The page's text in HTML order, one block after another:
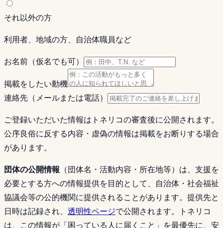
それ以外の方
利用者、地域の方、自治体職員など
お名前（仮名でも可）
掲載をしたい動機
連絡先（メールまたは電話）
ご登録いただいた情報はトネリコの審査後に公開されます。
公序良俗に反する内容・虚偽の情報は掲載をお断りする場合
があります。
団体の公開情報 （団体名・活動内容・所在地等）は、支援を
必要とする方への情報提供を目的として、自治体・社会福祉
協議会等の公的機関に提供されることがあります。提供先と
日時は記録され、 透明性ページで公開されます。トネリコ
は、この情報が「困っている人に届くこと」を最優先に、安